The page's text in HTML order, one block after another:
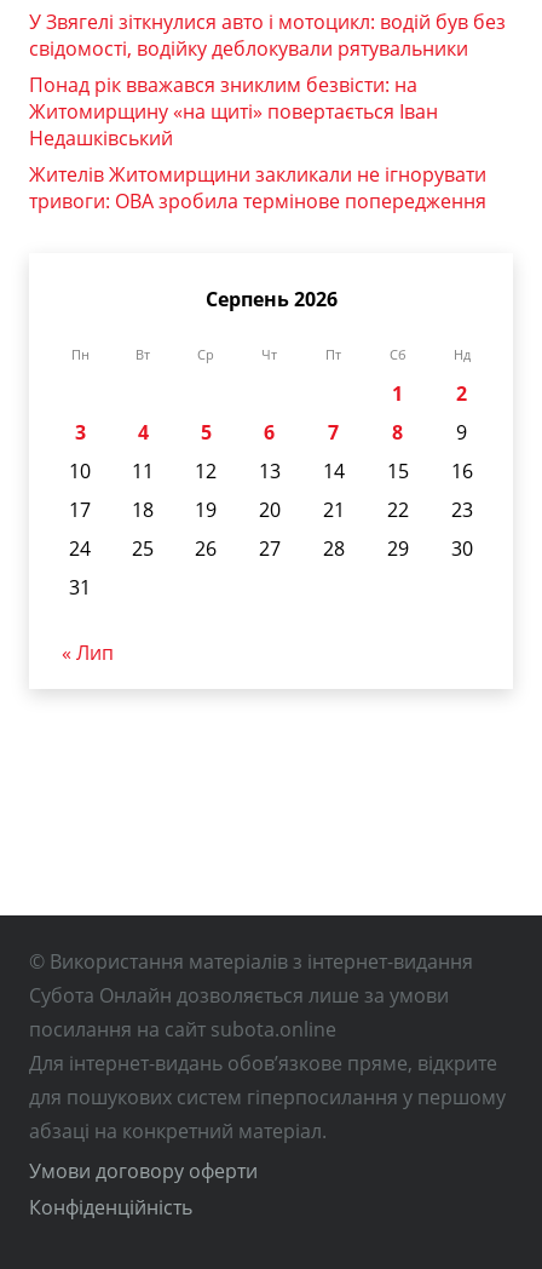
У Звягелі зіткнулися авто і мотоцикл: водій був без
свідомості, водійку деблокували рятувальники
Понад рік вважався зниклим безвісти: на
Житомирщину «на щиті» повертається Іван
Недашківський
Жителів Житомирщини закликали не ігнорувати
тривоги: ОВА зробила термінове попередження
Серпень 2026
Пн Вт Ср Чт Пт Сб Нд
1
2
3
4 5 6 7 8
9
10
11 12 13 14 15
16
17
18 19 20 21 22
23
24
25 26 27 28 29
30
31
« Лип
© Використання матеріалів з інтернет-видання
Субота Онлайн дозволяється лише за умови
посилання на сайт subota.online
Для інтернет-видань обов’язкове пряме, відкрите
для пошукових систем гіперпосилання у першому
абзаці на конкретний матеріал.
Умови договору оферти
Конфіденційність